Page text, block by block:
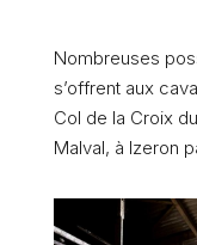
Nombreuses
s’offrent aux
Col de la Croix
Malval, à Izeron